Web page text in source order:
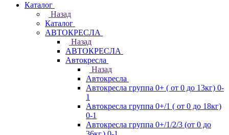
Каталог
Назад
Каталог
АВТОКРЕСЛА
Назад
АВТОКРЕСЛА
Автокресла
Назад
Автокресла
Автокресла группа 0+ ( от 0 до 13кг) 0-
1
Автокресла группа 0+/1 ( от 0 до 18кг)
0-1
Автокресла группа 0+/1/2/3 (от 0 до